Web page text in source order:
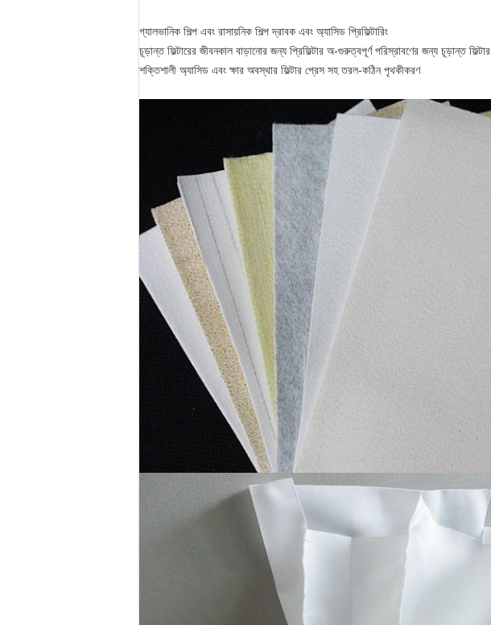
গ্যালভানিক শিল্প এবং রাসায়নিক শিল্প দ্রাবক এবং অ্যাসিড প্রিফিল্টারিং
চূড়ান্ত ফিল্টারের জীবনকাল বাড়ানোর জন্য প্রিফিল্টার অ-গুরুত্বপূর্ণ পরিস্রাবণের জন্য চূড়ান্ত ফিল্টার
শক্তিশালী অ্যাসিড এবং ক্ষার অবস্থার ফিল্টার প্রেস সহ তরল-কঠিন পৃথকীকরণ